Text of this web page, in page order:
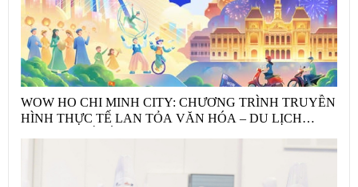
WOW HO CHI MINH CITY: CHƯƠNG TRÌNH TRUYỀN
HÌNH THỰC TẾ LAN TỎA VĂN HÓA – DU LỊCH
QUA PHONG TRÀO “TÔI YÊU TỔ QUỐC TÔI”